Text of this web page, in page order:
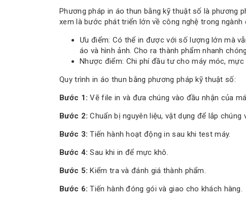
Phương pháp in áo thun bằng kỹ thuật số là phương
xem là bước phát triển lớn về công nghệ trong ngành
Ưu điểm: Có thể in được với số lượng lớn mà
áo và hình ảnh. Cho ra thành phẩm nhanh
Nhược điểm: Chi phí đầu tư cho máy móc,
Quy trình in áo thun bằng phương pháp kỹ thuật số:
Bước 1: Vẽ file in và đưa chúng vào đầu nhận của
Bước 2: Chuẩn bị nguyên liệu, vật dụng để lắp chúng
Bước 3: Tiến hành hoạt động in sau khi test máy.
Bước 4: Sau khi in để mực khô.
Bước 5: Kiểm tra và đánh giá thành phẩm.
Bước 6: Tiến hành đóng gói và giao cho khách hàng.